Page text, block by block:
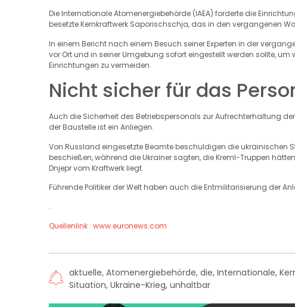
Die Internationale Atomenergiebehörde (IAEA) forderte die
besetzte Kernkraftwerk Saporischschja, das in den vergangenen
In einem Bericht nach einem Besuch seiner Experten in der
vor Ort und in seiner Umgebung sofort eingestellt werden sollte,
Einrichtungen zu vermeiden.
Nicht sicher für das
Auch die Sicherheit des Betriebspersonals zur Aufrechterhaltung
der Baustelle ist ein Anliegen.
Von Russland eingesetzte Beamte beschuldigen die ukrainischen
beschießen, während die Ukrainer sagten, die Kreml-Truppen
Dnjepr vom Kraftwerk liegt.
Führende Politiker der Welt haben auch die Entmilitarisierung der
.
Quellenlink : www.euronews.com
aktuelle, Atomenergiebehörde, die, Internationale,
Situation, Ukraine-Krieg, unhaltbar